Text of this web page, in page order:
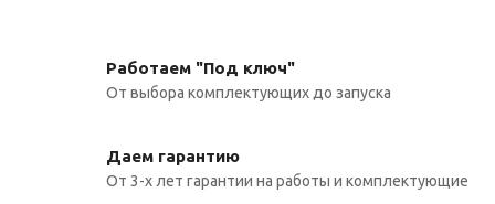
Работаем "Под ключ"
От выбора комплектующих до запуска
Даем гарантию
От 3-х лет гарантии на работы и комплектующие